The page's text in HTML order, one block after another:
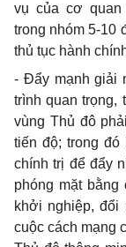
vụ của cơ quan
trong nhóm 5-10
thủ tục hành
- Đẩy mạnh giải
trình quan trọng,
vùng Thủ đô
tiến độ; trong
chính trị để đẩy
phóng mặt bằng
khởi nghiệp, đổi
cuộc cách mạng